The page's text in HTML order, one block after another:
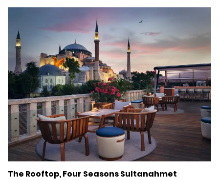
The Rooftop, Four Seasons Sultanahmet